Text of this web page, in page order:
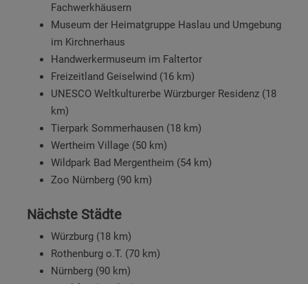
Fachwerkhäusern
Museum der Heimatgruppe Haslau und Umgebung
im Kirchnerhaus
Handwerkermuseum im Faltertor
Freizeitland Geiselwind (16 km)
UNESCO Weltkulturerbe Würzburger Residenz (18
km)
Tierpark Sommerhausen (18 km)
Wertheim Village (50 km)
Wildpark Bad Mergentheim (54 km)
Zoo Nürnberg (90 km)
Nächste Städte
Würzburg (18 km)
Rothenburg o.T. (70 km)
Nürnberg (90 km)